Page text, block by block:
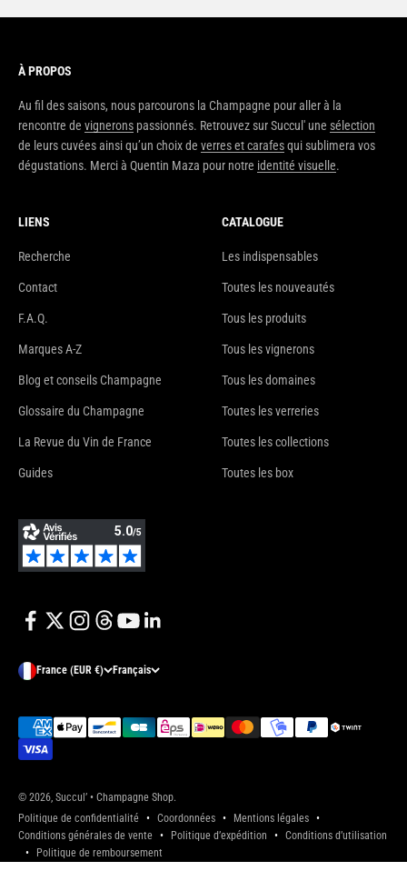
À PROPOS
Au fil des saisons, nous parcourons la Champagne pour aller à la
rencontre de vignerons passionnés. Retrouvez sur Succul' une sélection
de leurs cuvées ainsi qu’un choix de verres et carafesqui sublimera vos
dégustations. Merci à Quentin Maza pour notre identité visuelle.
LIENS
Recherche
Contact
F.A.Q.
Marques A-Z
Blog et conseils Champagne
Glossaire du Champagne
La Revue du Vin de France
Guides
CATALOGUE
Les indispensables
Toutes les nouveautés
Tous les produits
Tous les vignerons
Tous les domaines
Toutes les verreries
Toutes les collections
Toutes les box
France (EUR €) Français
© 2026, Succul’ • Champagne Shop.
Politique de confidentialité
Coordonnées
Mentions légales
Conditions générales de vente
Politique d’expédition
Conditions d’utilisation
Politique de remboursement